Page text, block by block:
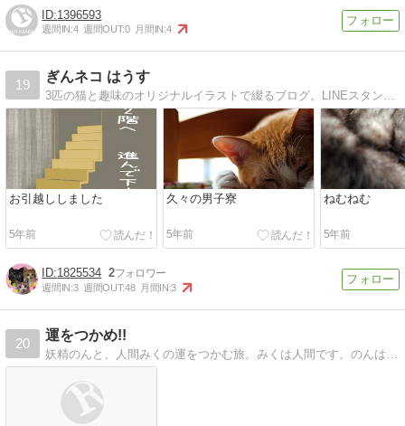
1396593
週間IN:4 週間OUT:0 月間IN:4
19
ぎんネコ はうす
3匹の猫と趣味のオリジナルイラストで綴るブログ。LINEスタンプも作ってます^^
お引越ししました
5年前
久々の男子寮
5年前
ねむねむ
5年前
1825534 2
週間IN:3 週間OUT:48 月間IN:3
20
運をつかめ!!
妖精のんと、人間みくの運をつかむ旅。みくは人間です。のんはなまずの妖精です。